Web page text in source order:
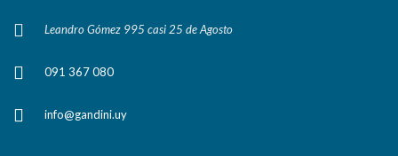
Leandro Gómez 995 casi 25 de Agosto
091 367 080
info@gandini.uy